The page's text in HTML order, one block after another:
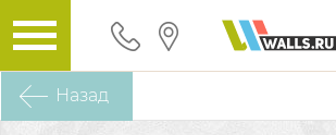
Назад